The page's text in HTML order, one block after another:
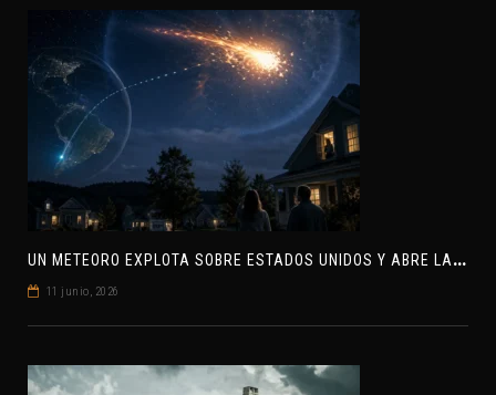
U
N METEORO EXPLOTA SOBRE ESTADOS UNIDOS Y ABRE LA PISTA DE POLAR-IM, UN POSIBLE VISITANTE INTERESTELAR
11 junio, 2026